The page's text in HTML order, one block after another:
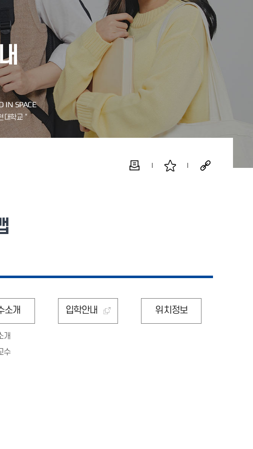
소개
개
수
입학안내 위치정보